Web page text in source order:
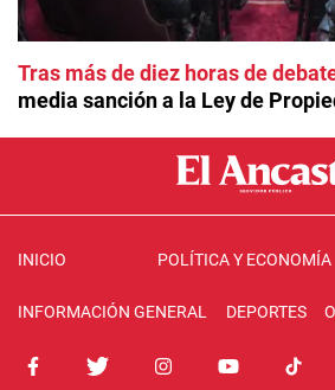
Tras más de diez horas de
media sanción a la Ley de
INICIO POLÍTICA Y ECONOMÍA
INFORMACIÓN GENERAL DEPORTES